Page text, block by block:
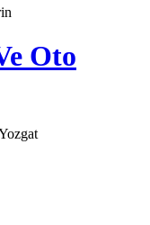
Oto